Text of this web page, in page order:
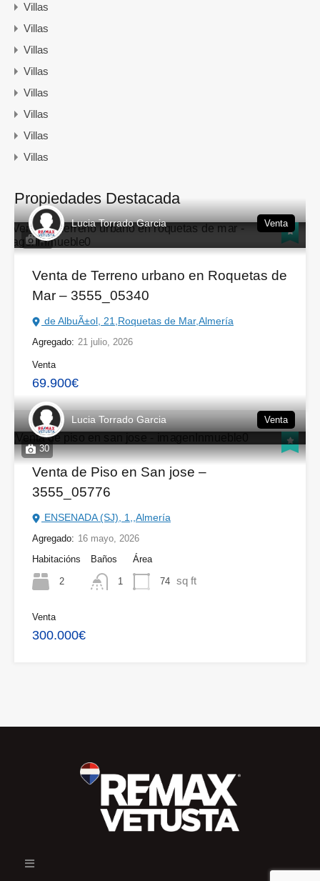
Villas
Villas
Villas
Villas
Villas
Villas
Villas
Villas
Propiedades Destacada
14
Lucia Torrado Garcia Venta
Venta de Terreno urbano en Roquetas de
Mar – 3555_05340
de AlbuÃ±ol, 21,Roquetas de Mar,Almería
Agregado: 21 julio, 2026
Venta
69.900€
30
Lucia Torrado Garcia Venta
Venta de Piso en San jose –
3555_05776
ENSENADA (SJ), 1,,Almería
Agregado: 16 mayo, 2026
Habitacións
2
Baños
1
Área
74 sq ft
Venta
300.000€